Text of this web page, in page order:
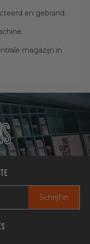
en gebrand.
magazijn in
Schrijf in